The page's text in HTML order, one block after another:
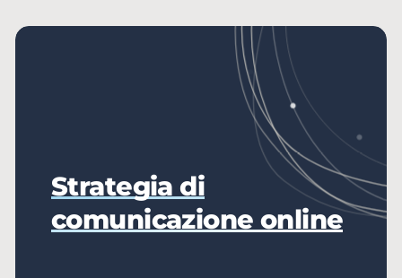
Strategia di
comunicazione online